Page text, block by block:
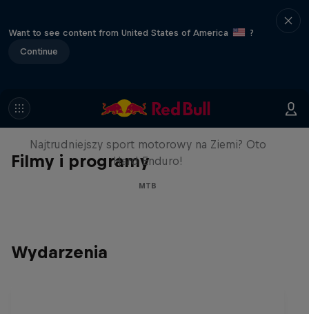
Want to see content from United States of America
?
Continue
Filmy i programy
Hard Enduro 2025:
Najtrudniejszy sezon w historii?
Najtrudniejszy sport motorowy na Ziemi? Oto
Hard Enduro!
MTB
Wydarzenia